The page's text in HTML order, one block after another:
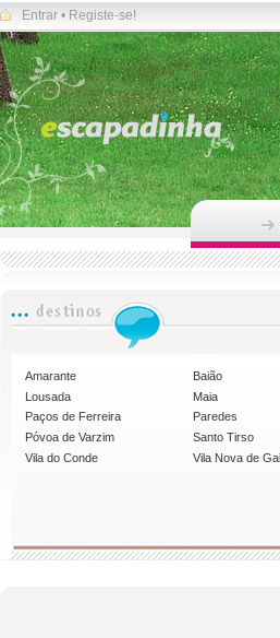
Entrar • Registe-se!
Amarante Baião
Lousada
Maia
Paços de Ferreira
Paredes
Póvoa de Varzim
Santo Tirso
Vila do Conde
Vila Nova de